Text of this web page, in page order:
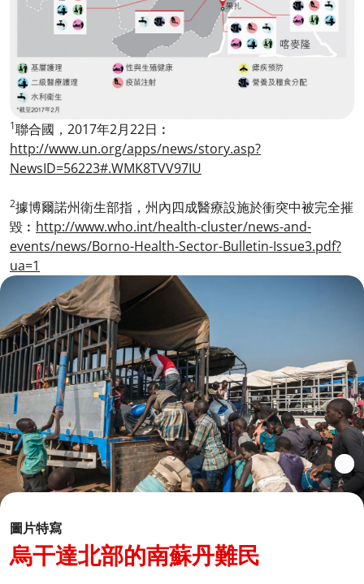
1聯合國，2017年2月22日︰
http://www.un.org/apps/news/story.asp?
NewsID=56223#.WMK8TVV97IU
2據博爾諾州衛生部指，州內四成醫療設施於衝突中被完全摧
毀︰ http://www.who.int/health-cluster/news-and-
events/news/Borno-Health-Sector-Bulletin-Issue3.pdf?
ua=1
圖片特寫
烏干達北部的南蘇丹難民